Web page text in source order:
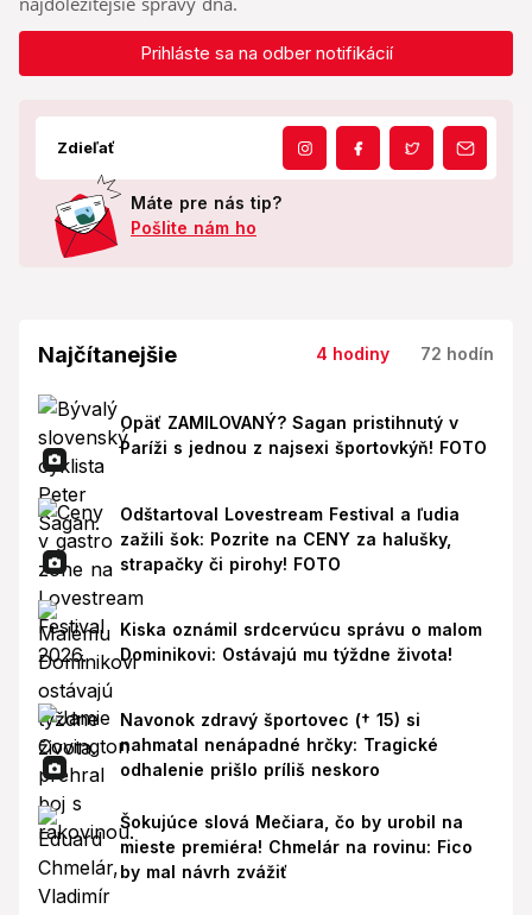
Prihláste sa na odber notifikácií
Zdieľať
Máte pre nás tip?
Pošlite nám ho
Najčítanejšie 4 hodiny 72 hodín
Opäť ZAMILOVANÝ? Sagan pristihnutý v
Paríži s jednou z najsexi športovkýň! FOTO
Odštartoval Lovestream Festival a ľudia
zažili šok: Pozrite na CENY za halušky,
strapačky či pirohy! FOTO
Kiska oznámil srdcervúcu správu o malom
Dominikovi: Ostávajú mu týždne života!
Navonok zdravý športovec († 15) si
nahmatal nenápadné hrčky: Tragické
odhalenie prišlo príliš neskoro
Šokujúce slová Mečiara, čo by urobil na
mieste premiéra! Chmelár na rovinu: Fico
by mal návrh zvážiť